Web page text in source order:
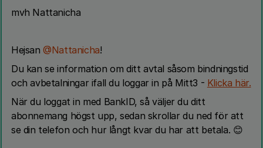
mvh Nattanicha
Hejsan ​@Nattanicha!
Du kan se information om ditt avtal såsom bindningstid
och avbetalningar ifall du loggar in på Mitt3 - Klicka här.
När du loggat in med BankID, så väljer du ditt
abonnemang högst upp, sedan skrollar du ned för att
se din telefon och hur långt kvar du har att betala. 😊